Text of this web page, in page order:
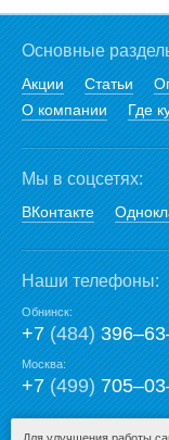
Основные
Акции Статьи
О компании
Где
Мы в соцсетях:
ВКонтакте
Наши телефоны:
Обнинск:
+7(484)
Москва:
+7(499)
E-mail: